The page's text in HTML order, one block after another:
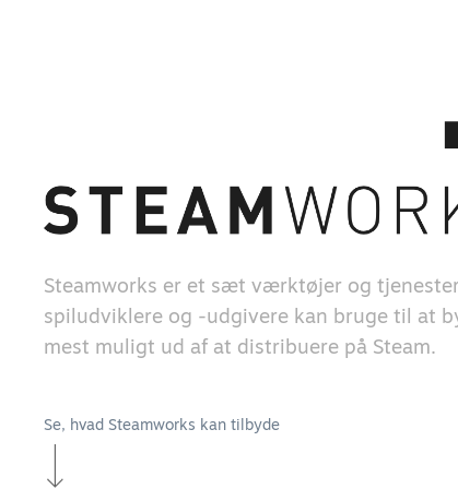
Steamworks er et sæt værktøjer og
spiludviklere og -udgivere kan bruge til at
mest muligt ud af at distribuere på Steam.
Se, hvad Steamworks kan tilbyde